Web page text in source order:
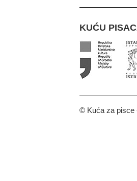
KUĆU
© Kuća za pisce